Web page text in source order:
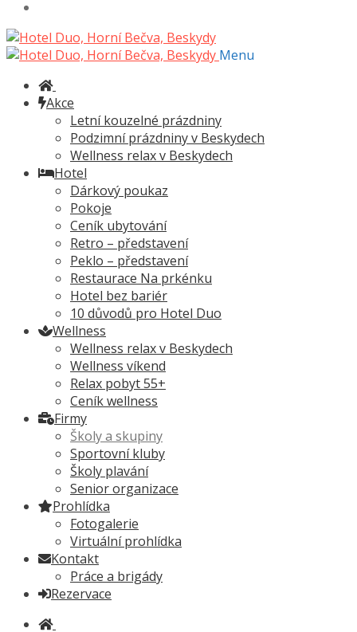
Přeskočit
na
Přejít
k
webu
Menu
Akce
Letní kouzelné prázdniny
Podzimní prázdniny v Beskydech
Wellness relax v Beskydech
Hotel
Dárkový poukaz
Pokoje
Ceník ubytování
Retro – představení
Peklo – představení
Restaurace Na prkénku
Hotel bez bariér
10 důvodů pro Hotel Duo
Wellness
Wellness relax v Beskydech
Wellness víkend
Relax pobyt 55+
Ceník wellness
Firmy
Školy a skupiny
Sportovní kluby
Školy plavání
Senior organizace
Prohlídka
Fotogalerie
Virtuální prohlídka
Kontakt
Práce a brigády
Rezervace